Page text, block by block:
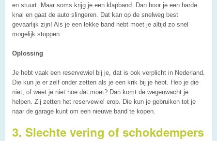
en stuurt. Maar soms krijg je een klapband. Dan hoor je een harde
knal en gaat de auto slingeren. Dat kan op de snelweg best
gevaarlijk zijn! Als je een lekke band hebt moet je altijd zo snel
mogelijk stoppen.
Oplossing
Je hebt vaak een reservewiel bij je, dat is ook verplicht in Nederland.
Die kun je er zelf onder zetten als je een krik bij je hebt. Heb je die
niet, of weet je niet hoe dat moet? Dan komt de wegenwacht je
helpen. Zij zetten het reservewiel erop. Die kun je gebruiken tot je
naar de garage kunt om een nieuwe band te kopen.
3. Slechte vering of schokdempers